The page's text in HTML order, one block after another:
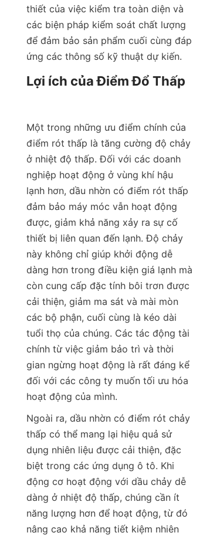
thiết của việc kiểm tra toàn diện và
các biện pháp kiểm soát chất lượng
để đảm bảo sản phẩm cuối cùng đáp
ứng các thông số kỹ thuật dự kiến.
Lợi ích của Điểm Đổ Thấp
Một trong những ưu điểm chính của
điểm rót thấp là tăng cường độ chảy
ở nhiệt độ thấp. Đối với các doanh
nghiệp hoạt động ở vùng khí hậu
lạnh hơn, dầu nhờn có điểm rót thấp
đảm bảo máy móc vẫn hoạt động
được, giảm khả năng xảy ra sự cố
thiết bị liên quan đến lạnh. Độ chảy
này không chỉ giúp khởi động dễ
dàng hơn trong điều kiện giá lạnh mà
còn cung cấp đặc tính bôi trơn được
cải thiện, giảm ma sát và mài mòn
các bộ phận, cuối cùng là kéo dài
tuổi thọ của chúng. Các tác động tài
chính từ việc giảm bảo trì và thời
gian ngừng hoạt động là rất đáng kể
đối với các công ty muốn tối ưu hóa
hoạt động của mình.
Ngoài ra, dầu nhờn có điểm rót chảy
thấp có thể mang lại hiệu quả sử
dụng nhiên liệu được cải thiện, đặc
biệt trong các ứng dụng ô tô. Khi
động cơ hoạt động với dầu chảy dễ
dàng ở nhiệt độ thấp, chúng cần ít
năng lượng hơn để hoạt động, từ đó
nâng cao khả năng tiết kiệm nhiên